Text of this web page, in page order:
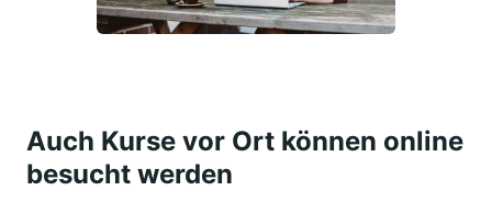
Auch Kurse vor Ort können online
besucht werden